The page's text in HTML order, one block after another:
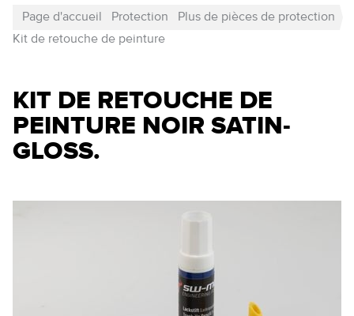
Page d'accueil Protection
Plus de pièces de protection
Kit de retouche de peinture
KIT DE RETOUCHE DE
PEINTURE NOIR SATIN-
GLOSS.